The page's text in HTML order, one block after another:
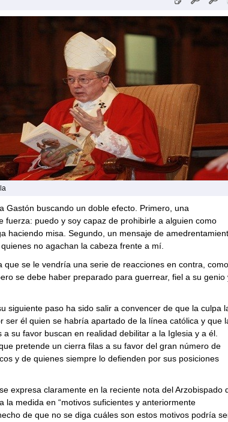
Gastón buscando un doble efecto. Primero, una
fuerza: puedo y soy capaz de prohibirle a alguien como
haciendo misa. Segundo, un mensaje de
no agachan la cabeza frente a mí.
que se le vendría una serie de reacciones en contra, como
se debe haber preparado para guerrear, fiel a su genio
siguiente paso ha sido salir a convencer de que la culpa
ser él quien se habría apartado de la línea católica y que
a su favor buscan en realidad debilitar a la Iglesia y a él.
pretende un cierra filas a su favor del gran número de
y de quienes siempre lo defienden por sus posiciones
expresa claramente en la reciente nota del Arzobispado
la medida en “motivos suficientes y anteriormente
de que no se diga cuáles son estos motivos podría